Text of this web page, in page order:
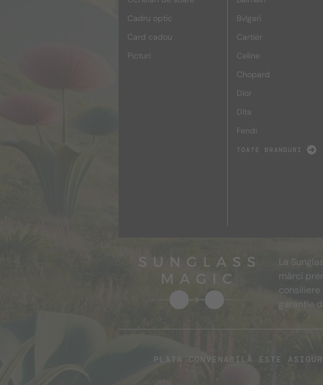
Cadru optic
Card cadou
Picturi
Bvlgari
Cartier
Celine
Chopard
Dior
Dita
Fendi
TOATE BRANDURI
La
mărci
garanție
PLATA CONVENABILĂ ESTE